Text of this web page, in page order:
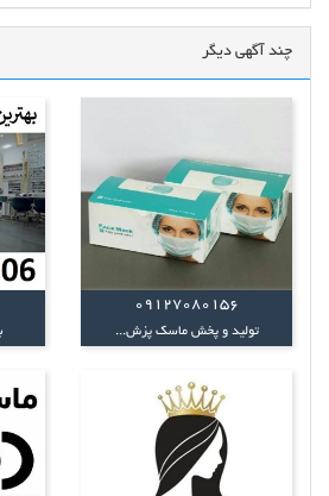
چند آگهی دیگر
۰۹۱۲۷۰۸۰۱۵۶
تولید و پخش ماسک پزش...